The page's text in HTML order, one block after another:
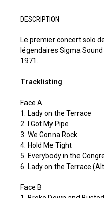
DESCRIPTION
Le premier concert solo
légendaires Sigma
1971.
Tracklisting
Face A
1. Lady on the Terrace
2. I Got My Pipe
3. We Gonna Rock
4. Hold Me Tight
5. Everybody in the
6. Lady on the Terrace
Face B